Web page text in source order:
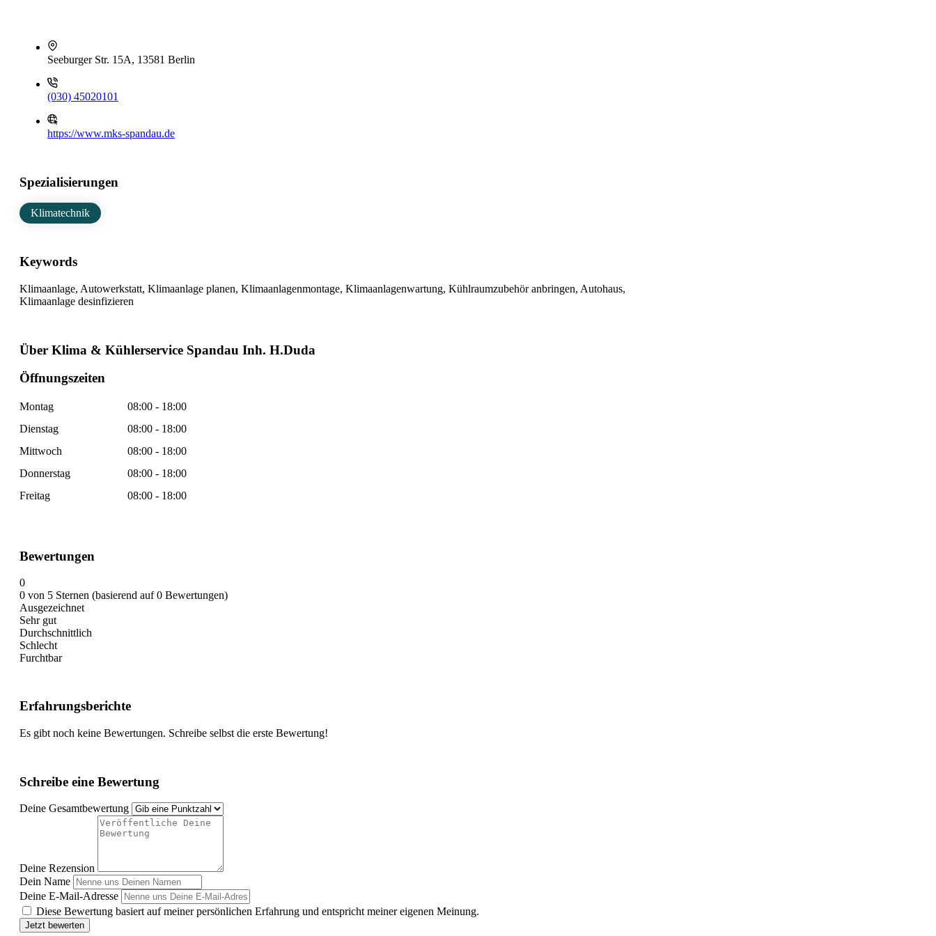
Seeburger Str. 15A, 13581 Berlin
(030) 45020101
https://www.mks-spandau.de
Spezialisierungen
Klimatechnik
Keywords
Klimaanlage, Autowerkstatt, Klimaanlage planen, Klimaanlagenmontage, Klimaanlagenwartung, Kühlraumzubehör anbringen, Autohaus,
Klimaanlage desinfizieren
Über Klima & Kühlerservice Spandau Inh. H.Duda
Öffnungszeiten
Montag
08:00 - 18:00
Dienstag
08:00 - 18:00
Mittwoch
08:00 - 18:00
Donnerstag
08:00 - 18:00
Freitag
08:00 - 18:00
Bewertungen
0
0 von 5 Sternen (basierend auf 0 Bewertungen)
Ausgezeichnet
Sehr gut
Durchschnittlich
Schlecht
Furchtbar
Erfahrungsberichte
Es gibt noch keine Bewertungen. Schreibe selbst die erste Bewertung!
Schreibe eine Bewertung
Deine Gesamtbewertung
Deine Rezension
Dein Name
Deine E-Mail-Adresse
Diese Bewertung basiert auf meiner persönlichen Erfahrung und entspricht meiner eigenen Meinung.
Jetzt bewerten